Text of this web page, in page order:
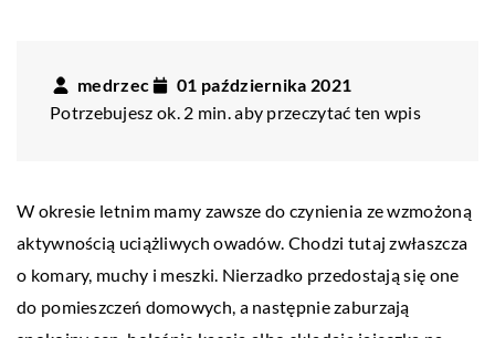
medrzec
01 października 2021
Potrzebujesz ok. 2 min. aby przeczytać ten wpis
W okresie letnim mamy zawsze do czynienia ze wzmożoną
aktywnością uciążliwych owadów. Chodzi tutaj zwłaszcza
o komary, muchy i meszki. Nierzadko przedostają się one
do pomieszczeń domowych, a następnie zaburzają